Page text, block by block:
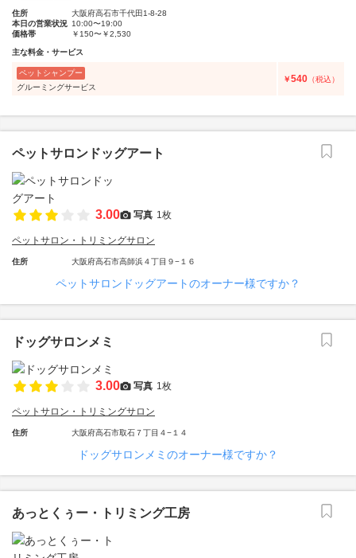
住所
大阪府高石市千代田1-8-28
本日の営業状況 10:00〜19:00
価格帯
￥150〜￥2,530
主な料金・サービス
ペットシャンプー
グルーミングサービス
￥540 （税込）
ペットサロンドッグアート
3.00 写真 1枚
ペットサロン・トリミングサロン
住所 大阪府高石市高師浜４丁目９−１６
ペットサロンドッグアートのオーナー様ですか？
ドッグサロンメミ
3.00 写真 1枚
ペットサロン・トリミングサロン
住所 大阪府高石市取石７丁目４−１４
ドッグサロンメミのオーナー様ですか？
あっとくぅー・トリミング工房